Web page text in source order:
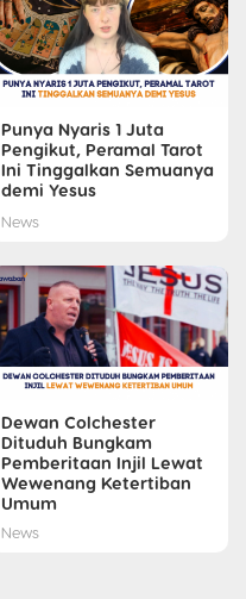
Punya Nyaris 1 Juta
Pengikut, Peramal Tarot
Ini Tinggalkan Semuanya
demi Yesus
News
Dewan Colchester
Dituduh Bungkam
Pemberitaan Injil Lewat
Wewenang Ketertiban
Umum
News